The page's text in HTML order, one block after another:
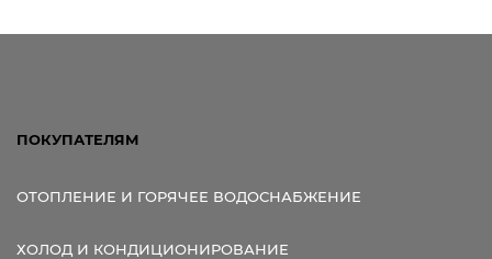
ПОКУПАТЕЛЯМ
ОТОПЛЕНИЕ И ГОРЯЧЕЕ ВОДОСНАБЖЕНИЕ
ХОЛОД И КОНДИЦИОНИРОВАНИЕ